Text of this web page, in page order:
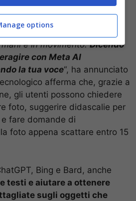
AI, il nostro assistente
negli occhiali intelligenti
ottimizzato per
mani e in movimento.Dicendo
con Meta AI
la tua voce“, ha annunciato
afferma che, grazie a
gli utenti possono chiedere
foto, suggerire didascalie per
e fare domande di
foto appena scattare entro 15
Bing e Bard, anche
testi e aiutare a ottenere
sugli oggetti che
options